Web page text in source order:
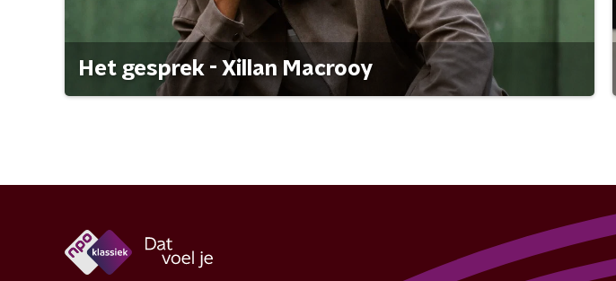
Het gesprek - Xillan Macrooy